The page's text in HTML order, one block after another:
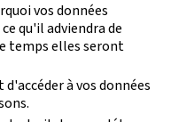
vos données
qu'il adviendra de
temps elles seront
à vos données